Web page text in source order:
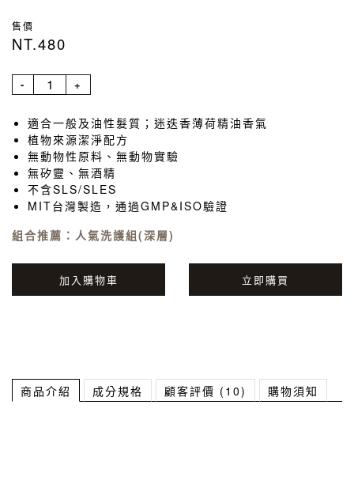
售價
NT.480
- +
適合一般及油性髮質；迷迭香薄荷精油香氣
植物來源潔淨配方
無動物性原料、無動物實驗
無矽靈、無酒精
不含SLS/SLES
MIT台灣製造，通過GMP&ISO驗證
組合推薦：人氣洗護組(深層)
加入購物車 立即購買
商品介紹 成分規格 顧客評價 (10) 購物須知